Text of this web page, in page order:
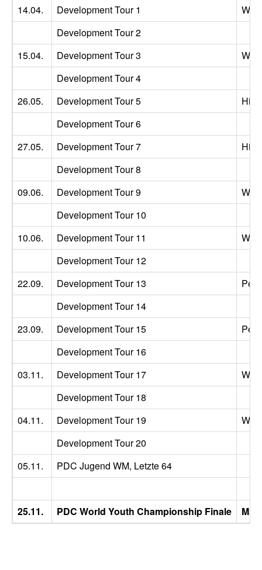
14.04.
Development Tour 1
Development Tour 2
15.04.
Development Tour 3
Development Tour 4
26.05.
Development Tour 5
Development Tour 6
27.05.
Development Tour 7
Development Tour 8
09.06.
Development Tour 9
Development Tour 10
10.06.
Development Tour 11
Development Tour 12
22.09.
Development Tour 13
Development Tour 14
23.09.
Development Tour 15
Development Tour 16
03.11.
Development Tour 17
Development Tour 18
04.11.
Development Tour 19
Development Tour 20
05.11.
PDC Jugend WM, Letzte 64
25.11. PDC World Youth Championship Finale